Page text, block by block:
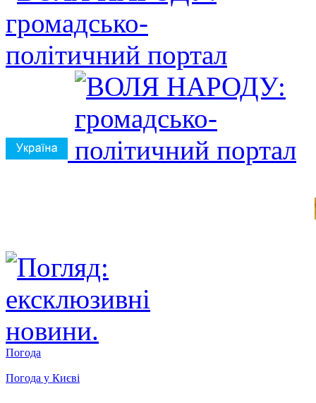
Погода
Погода у Києві